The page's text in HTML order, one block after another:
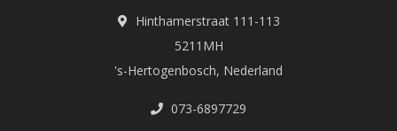
Hinthamerstraat 111-113
5211MH
's-Hertogenbosch, Nederland
073-6897729